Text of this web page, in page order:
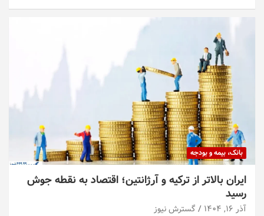
بانک، بیمه و بودجه
ایران بالاتر از ترکیه و آرژانتین؛ اقتصاد به نقطه جوش
رسید
آذر ۱۶, ۱۴۰۴ گسترش نیوز